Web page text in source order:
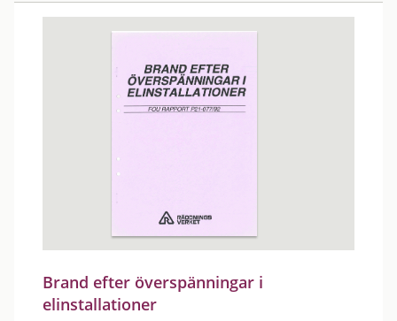
Brand efter överspänningar i
elinstallationer